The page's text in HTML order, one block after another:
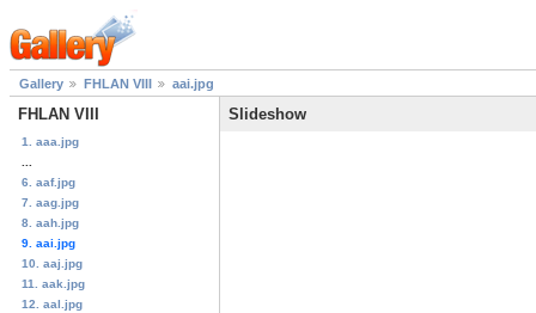
Gallery FHLAN VIII aai.jpg
FHLAN VIII
1. aaa.jpg
6. aaf.jpg
7. aag.jpg
8. aah.jpg
9. aai.jpg
10. aaj.jpg
11. aak.jpg
12. aal.jpg
Slideshow